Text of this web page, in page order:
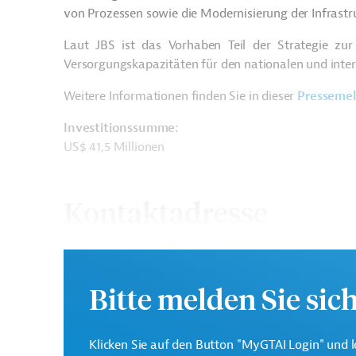
von Prozessen sowie die Modernisierung der
Laut JBS ist das Vorhaben Teil der Strategie
Versorgungskapazitäten für den nationalen und
Weitere Informationen finden Sie in dieser
Investitionssumme:
US$ 41,5 Millionen
JBSBitte melden Sie
Klicken Sie auf den Button "MyGTAI Login" und